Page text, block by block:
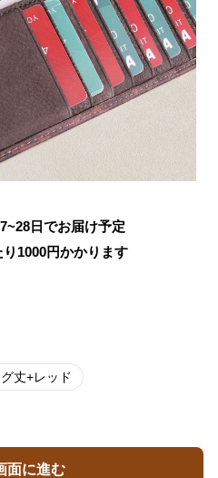
日でお届け予定
1000円かかります
丈+レッド
面に進む